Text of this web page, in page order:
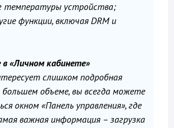
температуры устройства;
функции, включая DRM и
«Личном кабинете»
слишком подробная
объеме, вы всегда можете
окном «Панель управления», где
важная информация – загрузка